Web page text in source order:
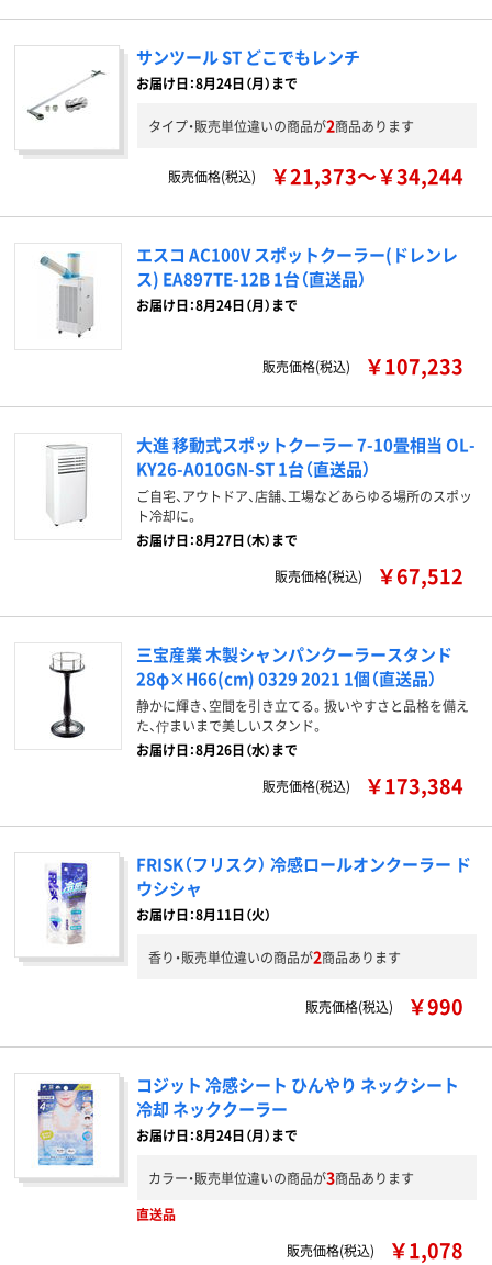
サンツール ST どこでもレンチ
お届け日：8月24日（月）まで
タイプ・販売単位違いの商品が2商品あります
販売価格(税込) ￥21,373～￥34,244
エスコ AC100V スポットクーラー(ドレンレ
ス) EA897TE-12B 1台（直送品）
お届け日：8月24日（月）まで
販売価格(税込) ￥107,233
大進 移動式スポットクーラー 7-10畳相当 OL-
KY26-A010GN-ST 1台（直送品）
ご自宅、アウトドア、店舗、工場などあらゆる場所のスポッ
ト冷却に。
お届け日：8月27日（木）まで
販売価格(税込)
￥67,512
三宝産業 木製シャンパンクーラースタンド
28φ×H66(cm) 0329 2021 1個（直送品）
静かに輝き、空間を引き立てる。扱いやすさと品格を備え
た、佇まいまで美しいスタンド。
お届け日：8月26日（水）まで
販売価格(税込)
￥173,384
FRISK（フリスク） 冷感ロールオンクーラー ド
ウシシャ
お届け日：8月11日（火）
香り・販売単位違いの商品が2商品あります
販売価格(税込) ￥990
コジット 冷感シート ひんやり ネックシート
冷却 ネッククーラー
お届け日：8月24日（月）まで
カラー・販売単位違いの商品が3商品あります
直送品
販売価格(税込)
￥1,078